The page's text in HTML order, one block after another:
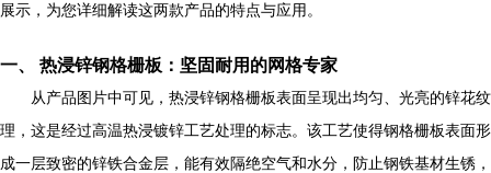
展示，为您详细解读这两款产品的特点与应用。
一、 热浸锌钢格栅板：坚固耐用的网格专家
从产品图片中可见，热浸锌钢格栅板表面呈现出均匀、光亮的锌花纹
理，这是经过高温热浸镀锌工艺处理的标志。该工艺使得钢格栅板表面形
成一层致密的锌铁合金层，能有效隔绝空气和水分，防止钢铁基材生锈，